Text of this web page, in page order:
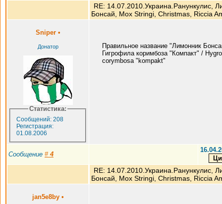
RE: 14.07.2010.Украина.Ранункулис,
Бонсай, Мох Stringi, Christmas, Riccia
Sniper •
Донатор
Статистика:
Сообщений: 208
Регистрация:
01.08.2006
Правильное название "Лимонник
Гигрофила коримбоза "Компакт" /
corymbosa "kompakt"
Сообщение # 4
RE: 14.07.2010.Украина.Ранункулис,
Бонсай, Мох Stringi, Christmas, Riccia
jan5e8by •